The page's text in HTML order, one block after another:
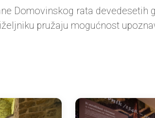
Domovinskog rata devedesetih
pružaju mogućnost